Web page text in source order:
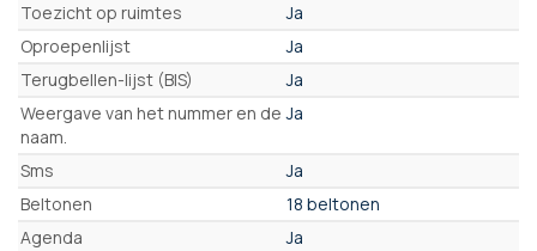
Toezicht op ruimtes
Ja
Oproepenlijst
Ja
Terugbellen-lijst (BIS)
Ja
Weergave van het nummer en de
naam.
Ja
Sms
Ja
Beltonen
18 beltonen
Agenda
Ja